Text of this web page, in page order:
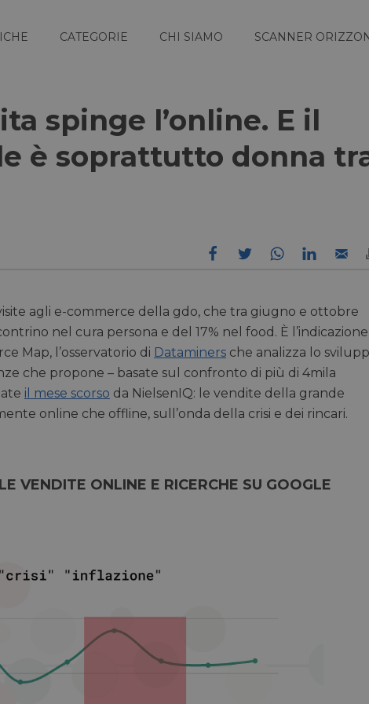
CATEGORIE CHI SIAMO SCANNER
spinge l’online. E il
è soprattutto donna
agli e-commerce della gdo, che tra giugno e ottobre
nel cura persona e del 17% nel food. È l’indicazione
Map, l’osservatorio di Dataminers che analizza lo
che propone – basate sul confronto di più di 4mila
il mese scorso da NielsenIQ: le vendite della grande
online che offline, sull’onda della crisi e dei rincari.
VENDITE ONLINE E RICERCHE SU GOOGLE